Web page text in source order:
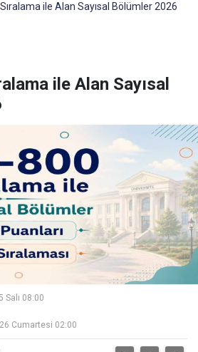
ile Alan Sayısal Bölümler 2026
ile Alan Sayısal
Salı 08:00
Cumartesi 02:00